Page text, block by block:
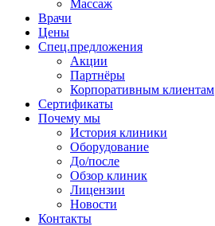
Массаж
Врачи
Цены
Спец.предложения
Акции
Партнёры
Корпоративным клиентам
Сертификаты
Почему мы
История клиники
Оборудование
До/после
Обзор клиник
Лицензии
Новости
Контакты